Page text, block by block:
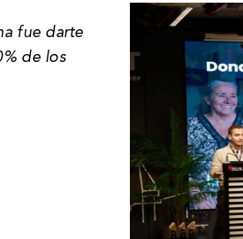
fue darte
de los